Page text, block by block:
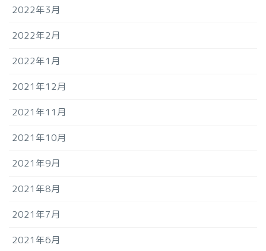
2022年3月
2022年2月
2022年1月
2021年12月
2021年11月
2021年10月
2021年9月
2021年8月
2021年7月
2021年6月